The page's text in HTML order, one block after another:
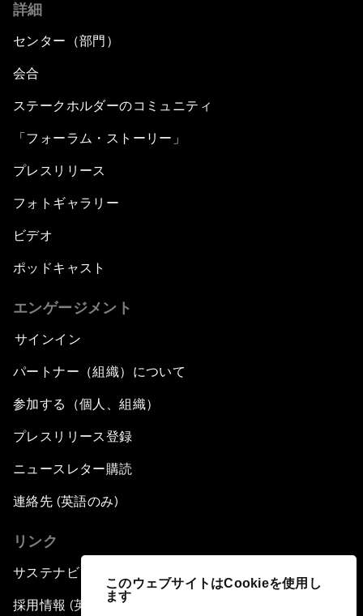
このウェブサイトはCookieを使用し
ます
詳細
センター（部門）
会合
ステークホルダーのコミュニティ
「フォーラム・ストーリー」
プレスリリース
フォトギャラリー
ビデオ
ポッドキャスト
エンゲージメント
サインイン
パートナー（組織）について
参加する（個人、組織）
プレスリリース登録
ニュースレター購読
連絡先 (英語のみ)
リンク
サステナビリティへの取り組み
採用情報 (英語のみ)